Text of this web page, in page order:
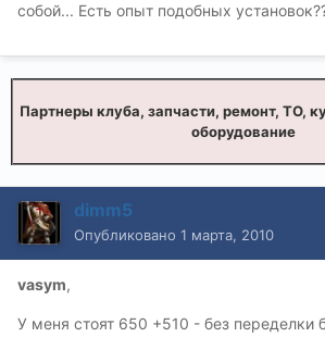
собой... Есть опыт подобных
Партнеры клуба, запчасти, ремонт, ТО,
оборудование
dimm5
Опубликовано 1 марта, 2010
vasym,
У меня стоят 650 +510 - без переделки